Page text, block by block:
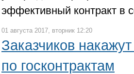
эффективный контракт в
01 августа 2017, вторник 12:20
Заказчиков
по госконтрактам